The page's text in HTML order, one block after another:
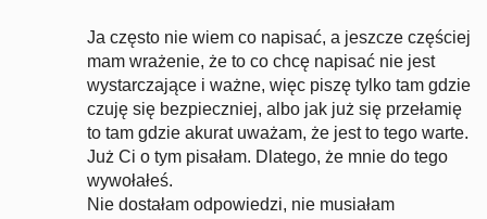
Ja często nie wiem co napisać, a jeszcze częściej
mam wrażenie, że to co chcę napisać nie jest
wystarczające i ważne, więc piszę tylko tam gdzie
czuję się bezpieczniej, albo jak już się przełamię
to tam gdzie akurat uważam, że jest to tego warte.
Już Ci o tym pisałam. Dlatego, że mnie do tego
wywołałeś.
Nie dostałam odpowiedzi, nie musiałam